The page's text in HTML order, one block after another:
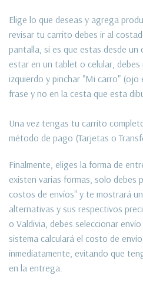
Elige lo que deseas y agrega
revisar tu carrito debes ir al
pantalla, si es que estas desde un
estar en un tablet o celular,
izquierdo y pinchar "Mi carro" (ojo
frase y no en la cesta que esta
Una vez tengas tu carrito
método de pago (Tarjetas o
Finalmente, eliges la forma de
existen varias formas, solo debes
costos de envíos" y te mostrará
alternativas y sus respectivos
o Valdivia, debes seleccionar
sistema calculará el costo de
inmediatamente, evitando que
en la entrega.